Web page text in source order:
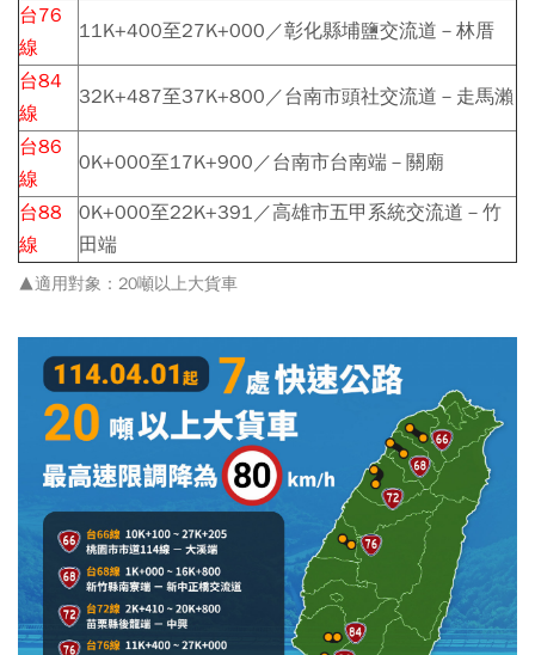
台76
線
11K+400至27K+000／彰化縣埔鹽交流道－林厝
台84
線
32K+487至37K+800／台南市頭社交流道－走馬瀨
台86
線
0K+000至17K+900／台南市台南端－關廟
台88
線
0K+000至22K+391／高雄市五甲系統交流道－竹
田端
▲適用對象：20噸以上大貨車